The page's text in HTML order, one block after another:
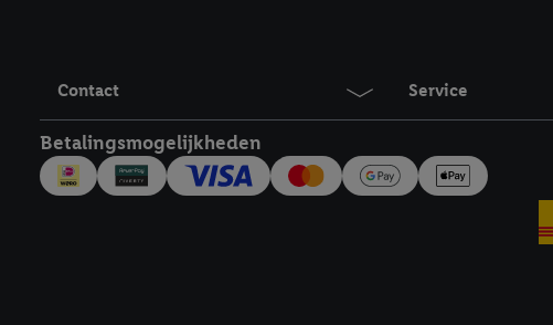
Contact Service
Betalingsmogelijkheden
mailadres en met eventuele
verwerkingsdoeleinden je
Door te klikken op "Weigeren",
Door op "Akkoord" te klikken,
inclusief over de